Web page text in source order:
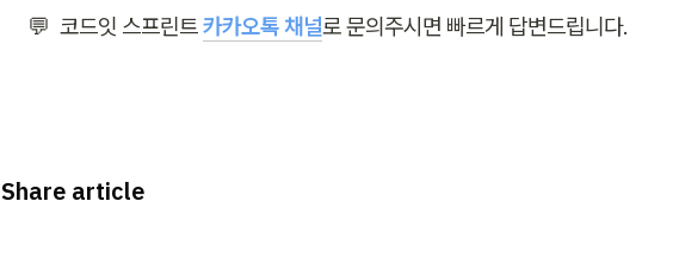
💬  코드잇 스프린트 카카오톡 채널로 문의주시면 빠르게 답변드립니다.
Share article